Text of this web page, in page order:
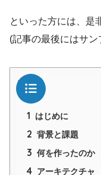
といった方には、是
(記事の最後にはサ
目次
1 はじめに
2 背景と課題
3 何を作ったのか
4 アーキテクチャ